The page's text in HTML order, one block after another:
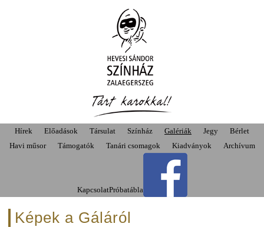
Hírek Előadások Társulat Színház Galériák Jegy
Bérlet
Havi műsor
Támogatók Tanári csomagok Kiadványok Archívum
KapcsolatPróbatábla
Képek a Gáláról